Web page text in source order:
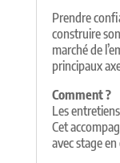
Prendre
construire
marché de
principaux
Comment ?
Les
Cet
avec stage